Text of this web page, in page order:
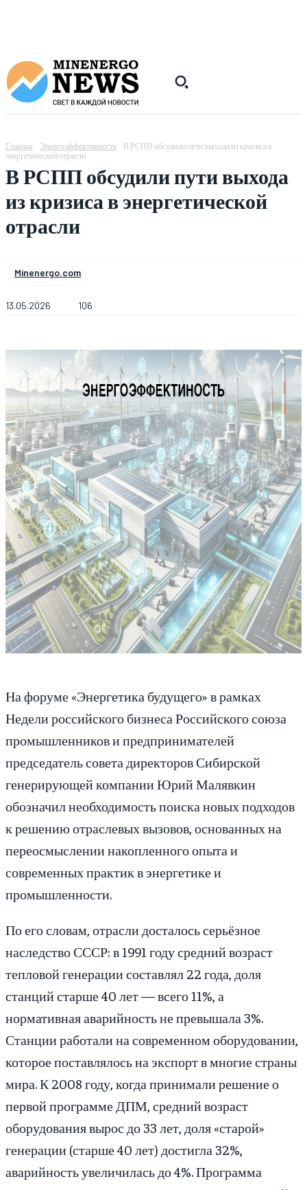
Главная Энергоэффективность
В РСПП обсудили пути выхода из кризиса в
энергетической отрасли
В РСПП обсудили пути выхода
из кризиса в энергетической
отрасли
Minenergo.com
13.05.2026 106
На форуме «Энергетика будущего» в рамках
Недели российского бизнеса Российского союза
промышленников и предпринимателей
председатель совета директоров Сибирской
генерирующей компании Юрий Малявкин
обозначил необходимость поиска новых подходов
к решению отраслевых вызовов, основанных на
переосмыслении накопленного опыта и
современных практик в энергетике и
промышленности.
По его словам, отрасли досталось серьёзное
наследство СССР: в 1991 году средний возраст
тепловой генерации составлял 22 года, доля
станций старше 40 лет — всего 11%, а
нормативная аварийность не превышала 3%.
Станции работали на современном оборудовании,
которое поставлялось на экспорт в многие страны
мира. К 2008 году, когда принимали решение о
первой программе ДПМ, средний возраст
оборудования вырос до 33 лет, доля «старой»
генерации (старше 40 лет) достигла 32%,
аварийность увеличилась до 4%. Программа